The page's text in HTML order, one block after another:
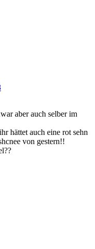
aber auch selber im
hättet auch eine rot sehn
von gestern!!